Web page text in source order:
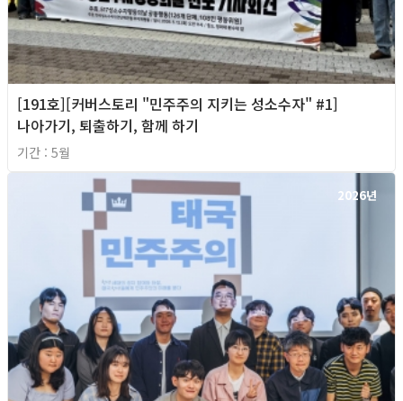
[191호][커버스토리 "민주주의 지키는 성소수자" #1]
나아가기, 퇴출하기, 함께 하기
기간 : 5월
2026년